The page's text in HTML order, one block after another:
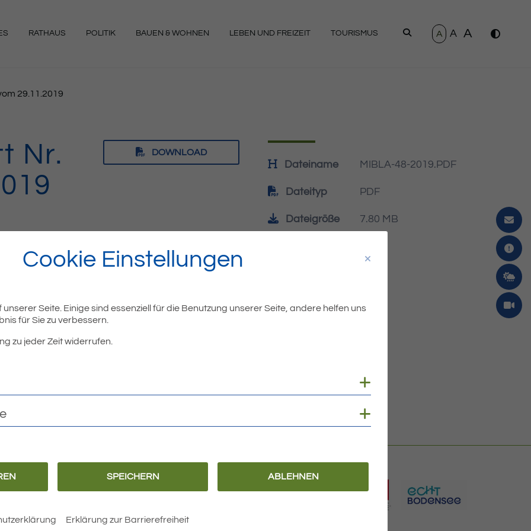
RATHAUS POLITIK BAUEN & WOHNEN LEBEN UND FREIZEIT TOURISMUS SUCHEN
A A A
29.11.2019
Nr.
DOWNLOAD
Dateiname MIBLA-48-2019.PDF
Dateityp PDF
Dateigröße 7.80 MB
Barrierefreiheit
Cookie Einstellungen
Seite. Einige sind essenziell für die Benutzung unserer Seite, andere helfen uns
für Sie zu verbessern.
zu jeder Zeit widerrufen.
SPEICHERN ABLEHNEN
Erklärung zur Barrierefreiheit